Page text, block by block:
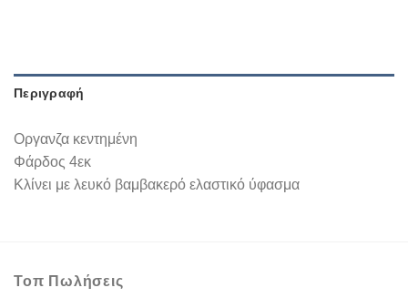
Περιγραφή
Οργανζα κεντημένη
Φάρδος 4εκ
Κλίνει με λευκό βαμβακερό ελαστικό ύφασμα
Τοπ Πωλήσεις